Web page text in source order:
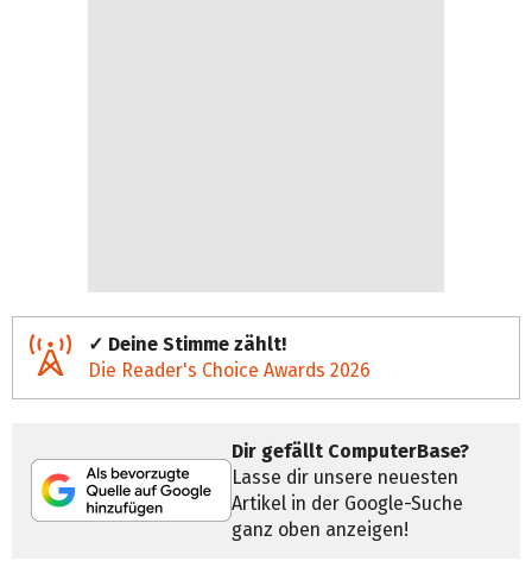
✓ Deine Stimme zählt!
Die Reader's Choice Awards 2026
Dir gefällt ComputerBase?
Lasse dir unsere neuesten
Artikel in der Google-Suche
ganz oben anzeigen!